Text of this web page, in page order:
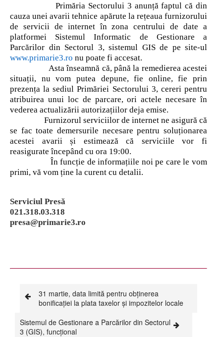
Primăria Sectorului 3 anunță faptul că din
cauza unei avarii tehnice apărute la rețeaua furnizorului
de servicii de internet în zona centrului de date a
platformei Sistemul Informatic de Gestionare a
Parcărilor din Sectorul 3, sistemul GIS de pe site-ul
www.primarie3.ro nu poate fi accesat.
Asta înseamnă că, până la remedierea acestei
situații, nu vom putea depune, fie online, fie prin
prezența la sediul Primăriei Sectorului 3, cereri pentru
atribuirea unui loc de parcare, ori actele necesare în
vederea actualizării autorizațiilor deja emise.
Furnizorul serviciilor de internet ne asigură că
se fac toate demersurile necesare pentru soluționarea
acestei avarii și estimează că serviciile vor fi
reasigurate începând cu ora 19:00.
În funcție de informațiile noi pe care le vom
primi, vă vom ține la curent cu detalii.
Serviciul Presă
021.318.03.318
presa@primarie3.ro
31 martie, data limită pentru obținerea
bonificației la plata taxelor și impozitelor locale
Sistemul de Gestionare a Parcărilor din Sectorul
3 (GIS), funcțional